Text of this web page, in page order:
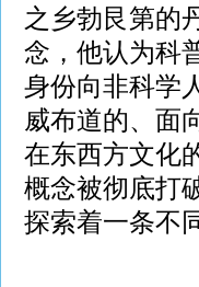
之乡勃艮第的
念，他认为科
身份向非科学
威布道的、面
在东西方文化
概念被彻底打
探索着一条不